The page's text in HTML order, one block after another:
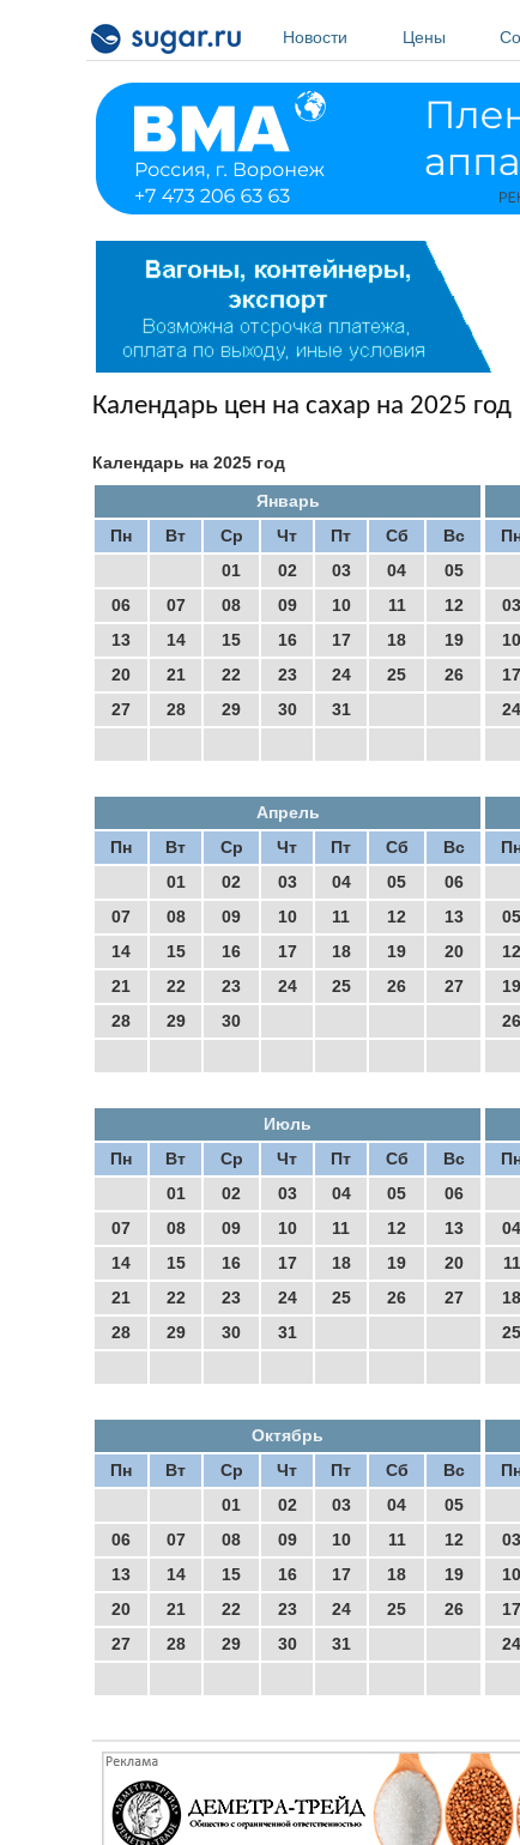
Новости
Цены
Календарь цен на сахар на 2025 год
Календарь на 2025 год
Январь
Пн
Вт Ср Чт Пт Сб
Вс
01
02 03 04
05
06
07 08 09 10 11
12
13
14 15 16 17 18
19
20
21 22 23 24 25
26
27
28 29 30 31
03
10
17
24
Апрель
Пн
Вт Ср Чт Пт Сб
Вс
01
02 03 04 05
06
07
08 09 10 11 12
13
14
15 16 17 18 19
20
21
22 23 24 25 26
27
28
29 30
05
12
19
26
Июль
Пн
Вт Ср Чт Пт Сб
Вс
01
02 03 04 05
06
07
08 09 10 11 12
13
14
15 16 17 18 19
20
21
22 23 24 25 26
27
28
29 30 31
04
11
18
25
Октябрь
Пн
Вт Ср Чт Пт Сб
Вс
01
02 03 04
05
06
07 08 09 10 11
12
13
14 15 16 17 18
19
20
21 22 23 24 25
26
27
28 29 30 31
03
10
17
24